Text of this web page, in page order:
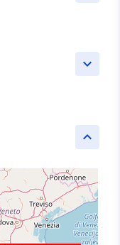
keyboard_arrow_down
keyboard_arrow_up